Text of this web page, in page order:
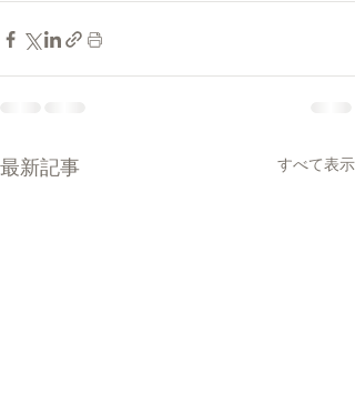
最新記事 すべて表示